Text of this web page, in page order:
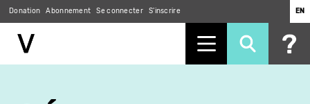
Donation Abonnement Se connecter S'inscrire EN